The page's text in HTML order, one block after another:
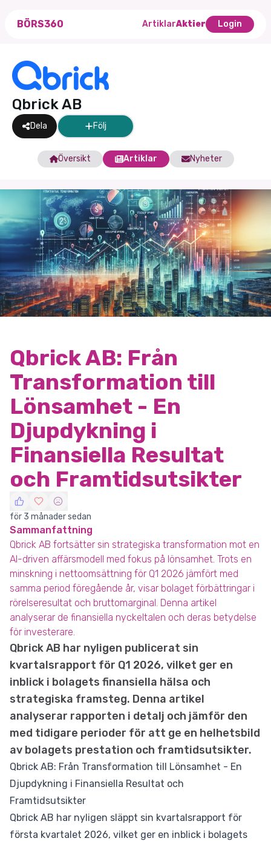
BÖRS360 ArtiklarAktier Login
Qbrick AB
Dela Följ
Översikt Artiklar Nyheter
Qbrick AB: Från
Transformation till
Lönsamhet - En
Djupdykning i
Finansiella Resultat
och Framtidsutsikter
för 3 månader sedan
Sammanfattning
Qbrick AB fortsätter sin strategiska transformation mot en
AI-driven affärsmodell med fokus på lönsamhet. Trots en
minskning i nettoomsättning för Q1 2026 jämfört med
samma period föregående år, visar bolaget förbättringar i
rörelseresultat och bruttomarginal. Denna artikel
analyserar de finansiella nyckeltalen och deras betydelse
för investerare.
Qbrick AB har nyligen publicerat sin
kvartalsrapport för Q1 2026, vilket ger en
inblick i bolagets finansiella hälsa och
strategiska framsteg. Denna artikel
analyserar rapporten i detalj och jämför den
med tidigare perioder för att ge en helhetsbild
av bolagets prestation och framtidsutsikter.
Qbrick AB: Från Transformation till Lönsamhet - En
Djupdykning i Finansiella Resultat och
Framtidsutsikter
Qbrick AB har nyligen släppt sin kvartalsrapport för
första kvartalet 2026, vilket ger en inblick i bolagets